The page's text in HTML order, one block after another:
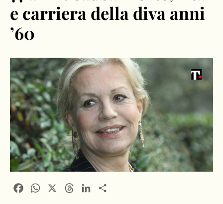
e carriera della diva anni
’60
FacebookWhatsApp ThreadsLinkedIn